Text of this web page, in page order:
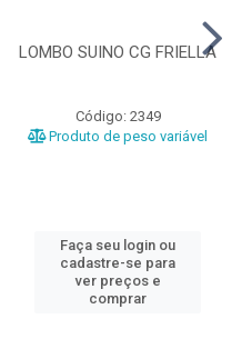
LOMBO SUINO CG FRIELLA
Código: 2349
Produto de peso variável
Faça seu login ou
cadastre-se para
ver preços e
comprar